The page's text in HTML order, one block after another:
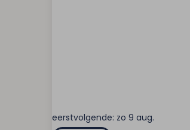
eerstvolgende: zo 9 aug.